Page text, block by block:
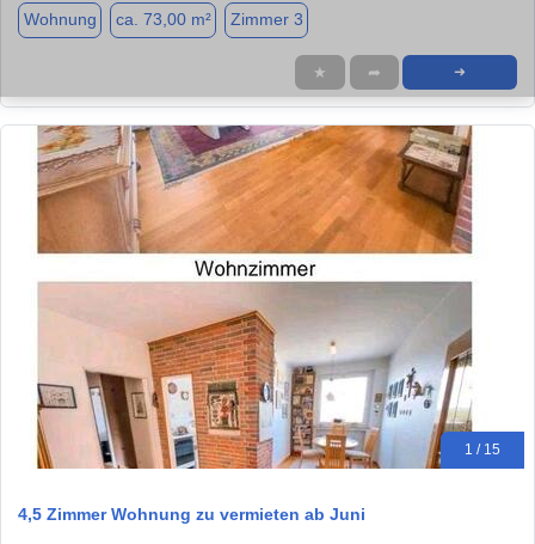
Wohnung ca. 73,00 m² Zimmer 3
★ ➦ ➜
1 / 15
4,5 Zimmer Wohnung zu vermieten ab Juni